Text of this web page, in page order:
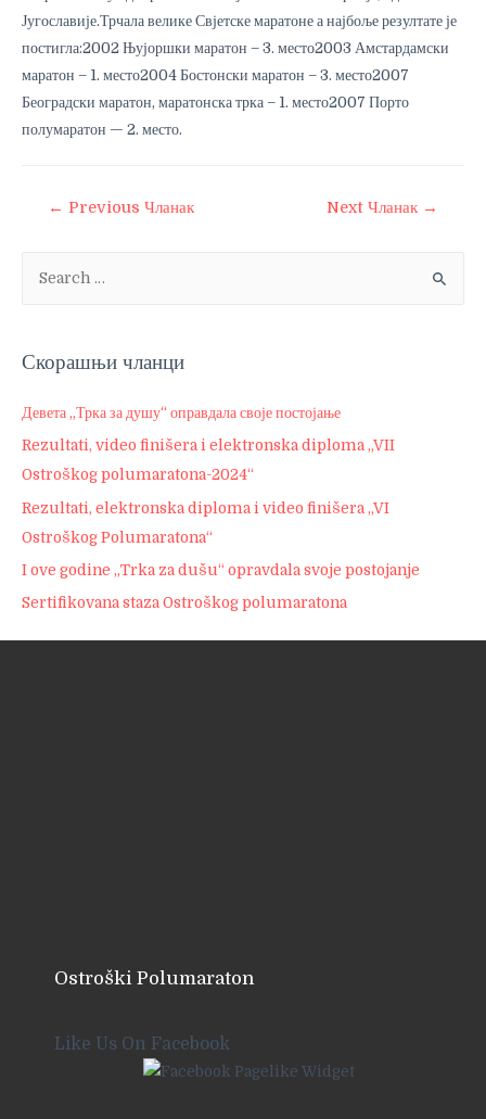
Југославије.Трчала велике Свјетске маратоне а најбоље резултате је
постигла:2002 Њујоршки маратон – 3. место2003 Амстардамски
маратон – 1. место2004 Бостонски маратон – 3. место2007
Београдски маратон, маратонска трка – 1. место2007 Порто
полумаратон — 2. место.
← Previous Чланак Next Чланак →
Скорашњи чланци
Девета „Трка за душу“ оправдала своје постојање
Rezultati, video finišera i elektronska diploma „VII
Ostroškog polumaratona-2024“
Rezultati, elektronska diploma i video finišera „VI
Ostroškog Polumaratona“
I ove godine „Trka za dušu“ opravdala svoje postojanje
Sertifikovana staza Ostroškog polumaratona
Ostroški Polumaraton
Like Us On Facebook